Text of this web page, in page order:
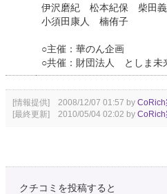
伊沢磨紀 松本紀保 柴田
小須田康人 楠侑子
○主催：華のん企画
○共催：財団法人 としま未
[情報提供] 2008/12/07 01:57 by CoRich
[最終更新] 2010/05/04 02:02 by CoRich
クチコミを投稿すると